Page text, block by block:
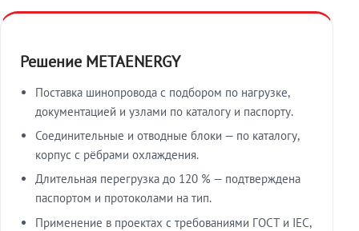
Решение METAENERGY
Поставка шинопровода с подбором по нагрузке,
документацией и узлами по каталогу и паспорту.
Соединительные и отводные блоки — по каталогу,
корпус с рёбрами охлаждения.
Длительная перегрузка до 120 % — подтверждена
паспортом и протоколами на тип.
Применение в проектах с требованиями ГОСТ и IEC,